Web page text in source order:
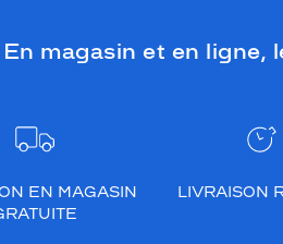
En magasin et en ligne,
EN MAGASIN
LIVRAISON